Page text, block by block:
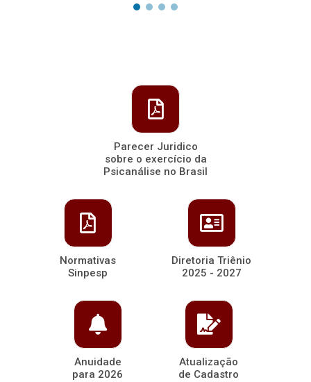
Parecer Juridico
sobre o exercício da
Psicanálise no Brasil
Normativas
Sinpesp
Diretoria Triênio
2025 - 2027
Anuidade
para 2026
Atualização
de Cadastro